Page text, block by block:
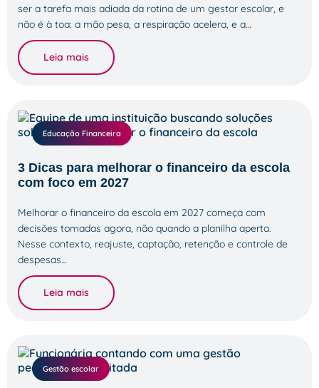
ser a tarefa mais adiada da rotina de um gestor escolar, e
não é à toa: a mão pesa, a respiração acelera, e a…
Leia mais
Educação Financeira
3 Dicas para melhorar o financeiro da escola
com foco em 2027
Melhorar o financeiro da escola em 2027 começa com
decisões tomadas agora, não quando a planilha aperta.
Nesse contexto, reajuste, captação, retenção e controle de
despesas…
Leia mais
Gestão escolar